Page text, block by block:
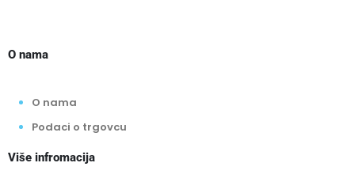
O nama
O nama
Podaci o trgovcu
Više infromacija